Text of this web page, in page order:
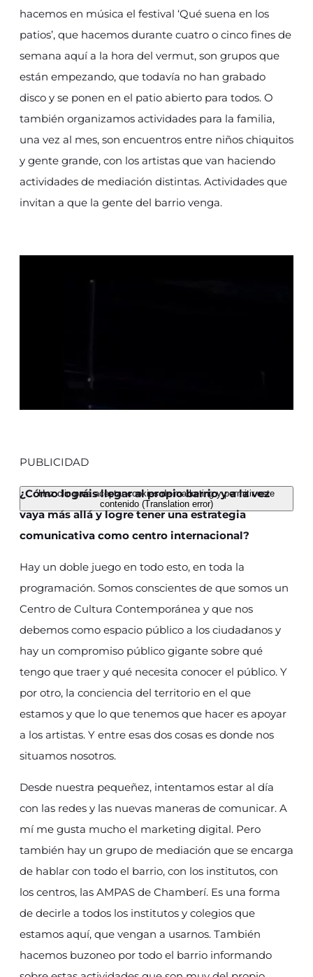
hacemos en música el festival ‘Qué suena en los
patios’, que hacemos durante cuatro o cinco fines de
semana aquí a la hora del vermut, son grupos que
están empezando, que todavía no han grabado
disco y se ponen en el patio abierto para todos. O
también organizamos actividades para la familia,
una vez al mes, son encuentros entre niños chiquitos
y gente grande, con los artistas que van haciendo
actividades de mediación distintas. Actividades que
invitan a que la gente del barrio venga.
Haz clic para aceptar cookies de marketing y permitir este
contenido (Translation error)
PUBLICIDAD
¿Cómo lográis llegar al propio barrio y a la vez
vaya más allá y logre tener una estrategia
comunicativa como centro internacional?
Hay un doble juego en todo esto, en toda la
programación. Somos conscientes de que somos un
Centro de Cultura Contemporánea y que nos
debemos como espacio público a los ciudadanos y
hay un compromiso público gigante sobre qué
tengo que traer y qué necesita conocer el público. Y
por otro, la conciencia del territorio en el que
estamos y que lo que tenemos que hacer es apoyar
a los artistas. Y entre esas dos cosas es donde nos
situamos nosotros.
Desde nuestra pequeñez, intentamos estar al día
con las redes y las nuevas maneras de comunicar. A
mí me gusta mucho el marketing digital. Pero
también hay un grupo de mediación que se encarga
de hablar con todo el barrio, con los institutos, con
los centros, las AMPAS de Chamberí. Es una forma
de decirle a todos los institutos y colegios que
estamos aquí, que vengan a usarnos. También
hacemos buzoneo por todo el barrio informando